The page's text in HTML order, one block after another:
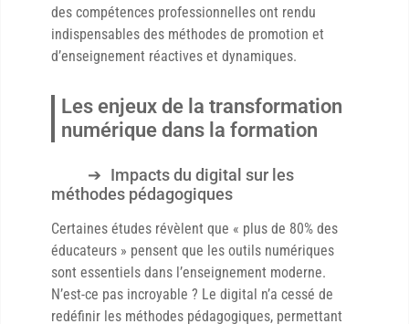
des compétences professionnelles ont rendu
indispensables des méthodes de promotion et
d’enseignement réactives et dynamiques.
Les enjeux de la transformation
numérique dans la formation
Impacts du digital sur les
méthodes pédagogiques
Certaines études révèlent que « plus de 80% des
éducateurs » pensent que les outils numériques
sont essentiels dans l’enseignement moderne.
N’est-ce pas incroyable ? Le digital n’a cessé de
redéfinir les méthodes pédagogiques, permettant